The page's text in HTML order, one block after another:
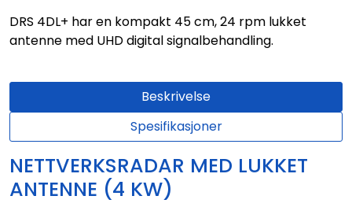
DRS 4DL+ har en kompakt 45 cm, 24 rpm lukket
antenne med UHD digital signalbehandling.
Beskrivelse
Spesifikasjoner
NETTVERKSRADAR MED LUKKET
ANTENNE (4 KW)